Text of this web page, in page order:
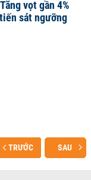
vọt gần 4%
sát ngưỡng
TRƯỚC SAU